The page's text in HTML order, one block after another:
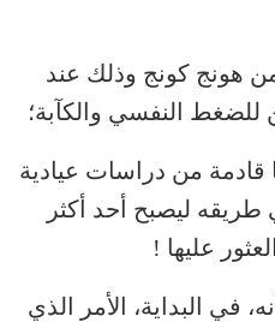
هونج كونج وذلك عند
النفسي والكآبة؛
قادمة من دراسات عيادية
طريقه ليصبح أحد أكثر
عليها !
في البداية، الأمر الذي